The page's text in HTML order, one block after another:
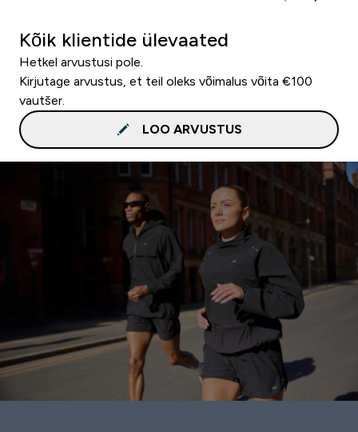
Kõik klientide ülevaated
Hetkel arvustusi pole.
Kirjutage arvustus, et teil oleks võimalus võita €100
vautšer.
LOO ARVUSTUS